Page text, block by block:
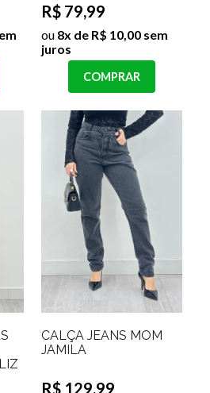
R$ 79,99
ou 8x de R$ 10,00 sem
juros
COMPRAR
CALÇA JEANS MOM
JAMILA
R$ 129,99